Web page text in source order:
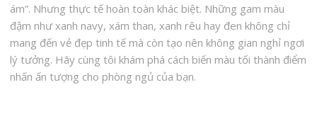
ám”. Nhưng thực tế hoàn toàn khác biệt. Những gam màu
đậm như xanh navy, xám than, xanh rêu hay đen không chỉ
mang đến vẻ đẹp tinh tế mà còn tạo nên không gian nghỉ ngơi
lý tưởng. Hãy cùng tôi khám phá cách biến màu tối thành điểm
nhấn ấn tượng cho phòng ngủ của bạn.